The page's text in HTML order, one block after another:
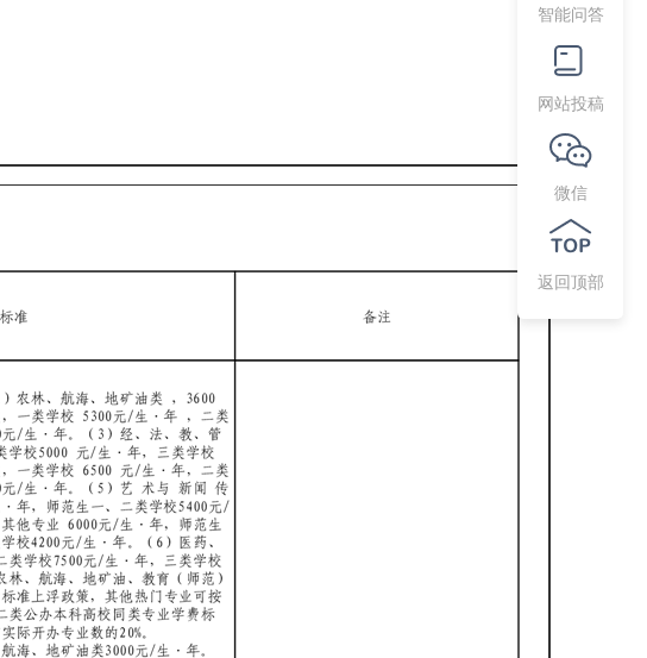
智能问答
网站投稿
微信
返回顶部